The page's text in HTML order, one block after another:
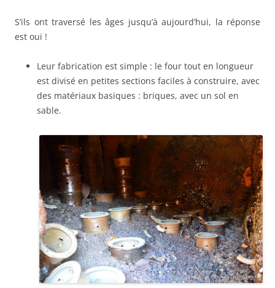
S’ils ont traversé les âges jusqu’à aujourd’hui, la réponse
est oui !
Leur fabrication est simple : le four tout en longueur
est divisé en petites sections faciles à construire, avec
des matériaux basiques : briques, avec un sol en
sable.